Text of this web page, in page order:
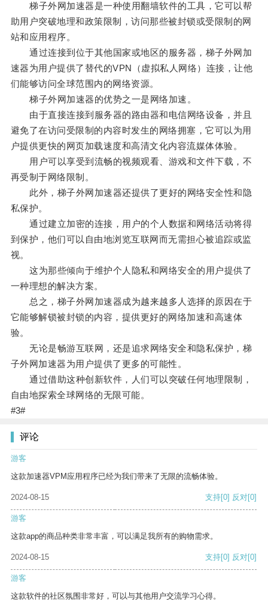
梯子外网加速器是一种使用翻墙软件的工具，它可以帮
助用户突破地理和政策限制，访问那些被封锁或受限制的网
站和应用程序。
通过连接到位于其他国家或地区的服务器，梯子外网加
速器为用户提供了替代的VPN（虚拟私人网络）连接，让他
们能够访问全球范围内的网络资源。
梯子外网加速器的优势之一是网络加速。
由于直接连接到服务器的路由器和电信网络设备，并且
避免了在访问受限制的内容时发生的网络拥塞，它可以为用
户提供更快的网页加载速度和高清文化内容流媒体体验。
用户可以享受到流畅的视频观看、游戏和文件下载，不
再受制于网络限制。
此外，梯子外网加速器还提供了更好的网络安全性和隐
私保护。
通过建立加密的连接，用户的个人数据和网络活动将得
到保护，他们可以自由地浏览互联网而无需担心被追踪或监
视。
这为那些倾向于维护个人隐私和网络安全的用户提供了
一种理想的解决方案。
总之，梯子外网加速器成为越来越多人选择的原因在于
它能够解锁被封锁的内容，提供更好的网络加速和高速体
验。
无论是畅游互联网，还是追求网络安全和隐私保护，梯
子外网加速器为用户提供了更多的可能性。
通过借助这种创新软件，人们可以突破任何地理限制，
自由地探索全球网络的无限可能。
#3#
评论
游客
这款加速器VPM应用程序已经为我们带来了无限的流畅体验。
2024-08-15 支持[0] 反对[0]
游客
这款app的商品种类非常丰富，可以满足我所有的购物需求。
2024-08-15 支持[0] 反对[0]
游客
这款软件的社区氛围非常好，可以与其他用户交流学习心得。